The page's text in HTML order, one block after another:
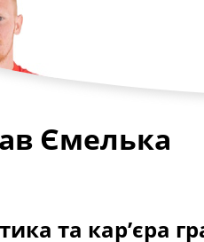
трансфери
коментарі
прогнозів
Рейтінги
Ємелька
та кар’єра